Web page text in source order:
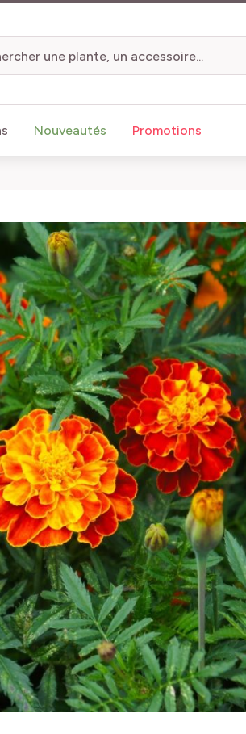
Nouveautés Promotions